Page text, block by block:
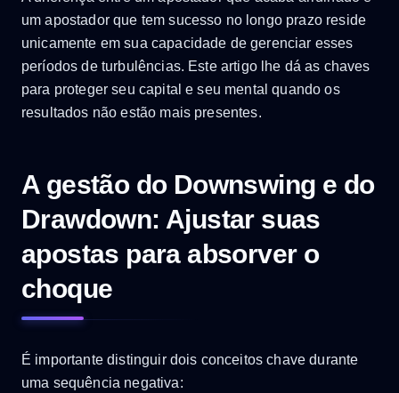
um apostador que tem sucesso no longo prazo reside
unicamente em sua capacidade de gerenciar esses
períodos de turbulências. Este artigo lhe dá as chaves
para proteger seu capital e seu mental quando os
resultados não estão mais presentes.
A gestão do Downswing e do
Drawdown: Ajustar suas
apostas para absorver o
choque
É importante distinguir dois conceitos chave durante
uma sequência negativa: